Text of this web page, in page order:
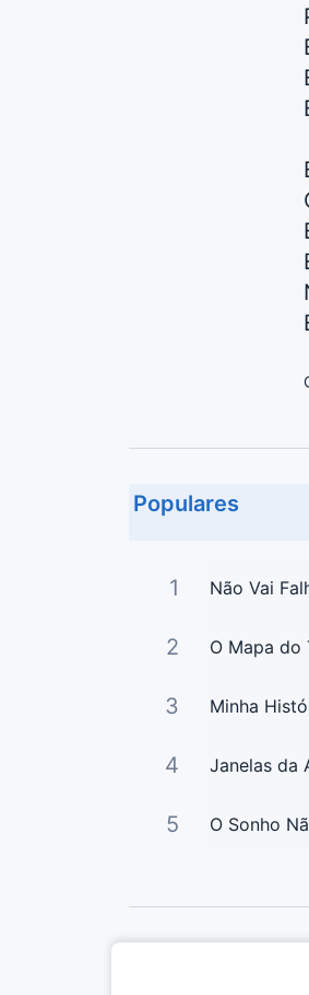
Populares
1 Não Vai
2 O Mapa do
3 Minha
4 Janelas da
5 O Sonho